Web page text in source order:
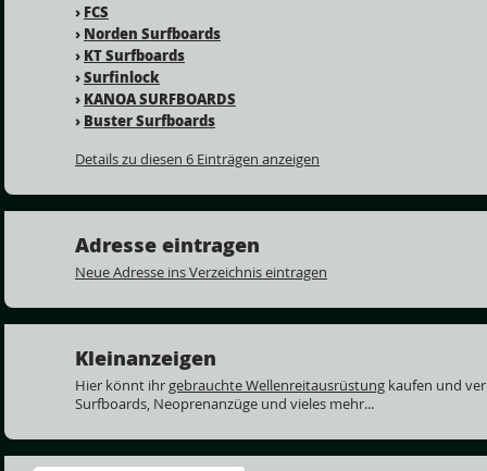
› FCS
› Norden Surfboards
› KT Surfboards
›Surfinlock
› KANOA SURFBOARDS
› Buster Surfboards
Details zu diesen 6 Einträgen anzeigen
Adresse eintragen
Neue Adresse ins Verzeichnis eintragen
Kleinanzeigen
Hier könnt ihrgebrauchte Wellenreitausrüstung kaufen und
Surfboards, Neoprenanzüge und vieles mehr...